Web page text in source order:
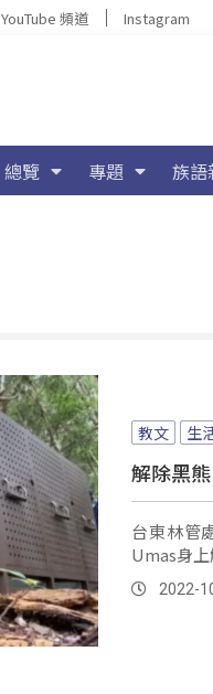
YouTube 頻道 Instagram
總覽 專題 族語
教文 生
解除黑
台東林管
Umas身上
2022-